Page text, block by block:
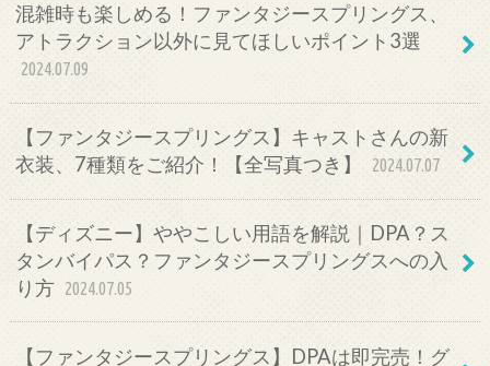
混雑時も楽しめる！ファンタジースプリングス、
アトラクション以外に見てほしいポイント3選
2024.07.09
【ファンタジースプリングス】キャストさんの新
衣装、7種類をご紹介！【全写真つき】
2024.07.07
【ディズニー】ややこしい用語を解説｜DPA？ス
タンバイパス？ファンタジースプリングスへの入
り方 2024.07.05
【ファンタジースプリングス】DPAは即完売！グ